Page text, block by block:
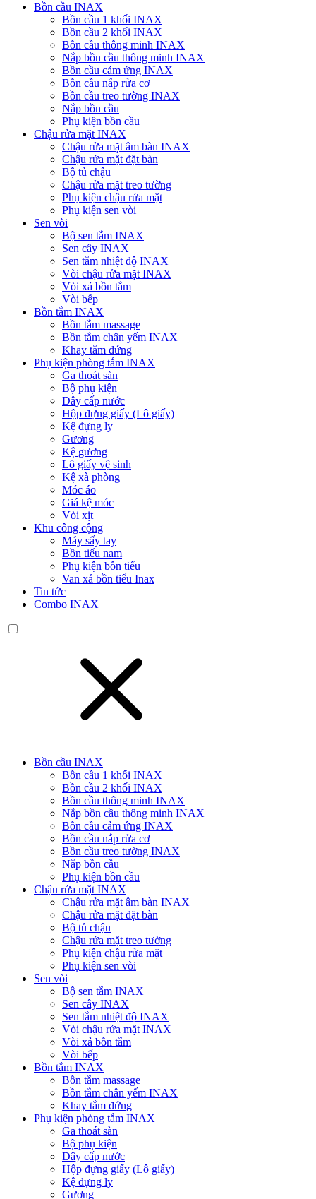
Bồn cầu INAX
Bồn cầu 1 khối INAX
Bồn cầu 2 khối INAX
Bồn cầu thông minh INAX
Nắp bồn cầu thông minh INAX
Bồn cầu cảm ứng INAX
Bồn cầu nắp rửa cơ
Bồn cầu treo tường INAX
Nắp bồn cầu
Phụ kiện bồn cầu
Chậu rửa mặt INAX
Chậu rửa mặt âm bàn INAX
Chậu rửa mặt đặt bàn
Bộ tủ chậu
Chậu rửa mặt treo tường
Phụ kiện chậu rửa mặt
Phụ kiện sen vòi
Sen vòi
Bộ sen tắm INAX
Sen cây INAX
Sen tắm nhiệt độ INAX
Vòi chậu rửa mặt INAX
Vòi xả bồn tắm
Vòi bếp
Bồn tắm INAX
Bồn tắm massage
Bồn tắm chân yếm INAX
Khay tắm đứng
Phụ kiện phòng tắm INAX
Ga thoát sàn
Bộ phụ kiện
Dây cấp nước
Hộp đựng giấy (Lô giấy)
Kệ đựng ly
Gương
Kệ gương
Lô giấy vệ sinh
Kệ xà phòng
Móc áo
Giá kệ móc
Vòi xịt
Khu công cộng
Máy sấy tay
Bồn tiểu nam
Phụ kiện bồn tiểu
Van xả bồn tiểu Inax
Tin tức
Combo INAX
Bồn cầu INAX
Bồn cầu 1 khối INAX
Bồn cầu 2 khối INAX
Bồn cầu thông minh INAX
Nắp bồn cầu thông minh INAX
Bồn cầu cảm ứng INAX
Bồn cầu nắp rửa cơ
Bồn cầu treo tường INAX
Nắp bồn cầu
Phụ kiện bồn cầu
Chậu rửa mặt INAX
Chậu rửa mặt âm bàn INAX
Chậu rửa mặt đặt bàn
Bộ tủ chậu
Chậu rửa mặt treo tường
Phụ kiện chậu rửa mặt
Phụ kiện sen vòi
Sen vòi
Bộ sen tắm INAX
Sen cây INAX
Sen tắm nhiệt độ INAX
Vòi chậu rửa mặt INAX
Vòi xả bồn tắm
Vòi bếp
Bồn tắm INAX
Bồn tắm massage
Bồn tắm chân yếm INAX
Khay tắm đứng
Phụ kiện phòng tắm INAX
Ga thoát sàn
Bộ phụ kiện
Dây cấp nước
Hộp đựng giấy (Lô giấy)
Kệ đựng ly
Gương